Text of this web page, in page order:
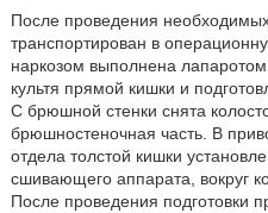
После проведения
транспортирован в
наркозом выполнена
культя прямой кишки и
С брюшной стенки снята
брюшностеночная часть. В
отдела толстой кишки
сшивающего аппарата, вокруг
После проведения подготовки